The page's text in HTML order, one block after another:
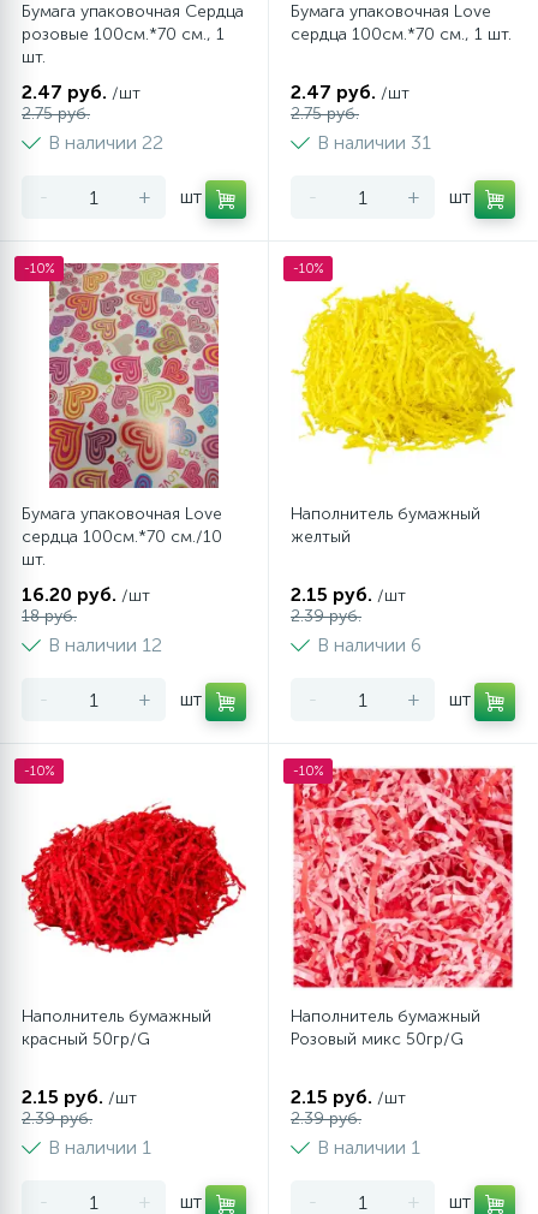
Бумага упаковочная Сердца
розовые 100см.*70 см., 1
шт.
2.47 руб. /шт
2.75 руб.
В наличии 22
- + шт
Бумага упаковочная Love
сердца 100см.*70 см., 1 шт.
2.47 руб. /шт
2.75 руб.
В наличии 31
- + шт
-10%
Бумага упаковочная Love
сердца 100см.*70 см./10
шт.
16.20 руб. /шт
18 руб.
В наличии 12
- + шт
-10%
Наполнитель бумажный
желтый
2.15 руб. /шт
2.39 руб.
В наличии 6
- + шт
-10%
Наполнитель бумажный
красный 50гр/G
2.15 руб. /шт
2.39 руб.
В наличии 1
- + шт
-10%
Наполнитель бумажный
Розовый микс 50гр/G
2.15 руб. /шт
2.39 руб.
В наличии 1
- + шт